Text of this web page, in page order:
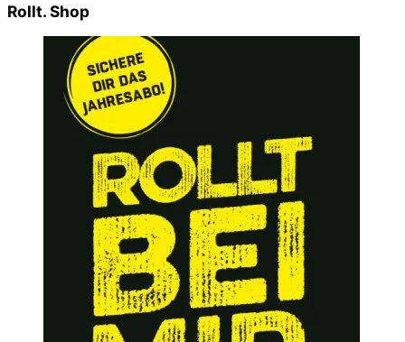
Rollt. Shop